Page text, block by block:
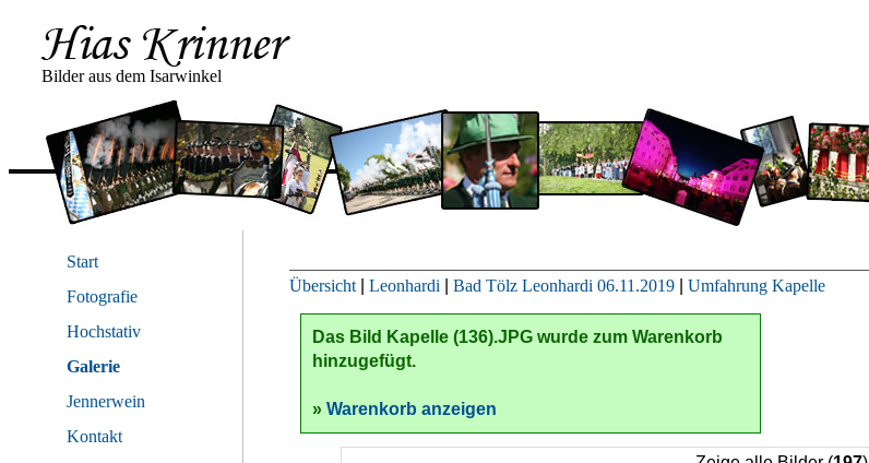
Bilder aus dem Isarwinkel
Start
Fotografie
Hochstativ
Galerie
Jennerwein
Kontakt
Übersicht Leonhardi Bad Tölz Leonhardi 06.11.2019 Umfahrung Kapelle
Das Bild Kapelle (136).JPG wurde zum Warenkorb
hinzugefügt.
» Warenkorb anzeigen